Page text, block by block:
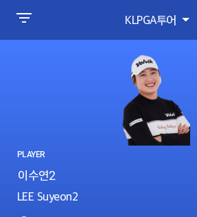
KLPGA투어
PLAYER
LEE Suyeon2